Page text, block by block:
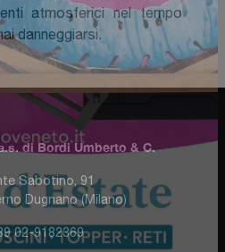
atmosferici nel tempo
danneggiarsi.
di Bordi Umberto & C.
Sabotino, 91
Dugnano (Milano)
02-9182369